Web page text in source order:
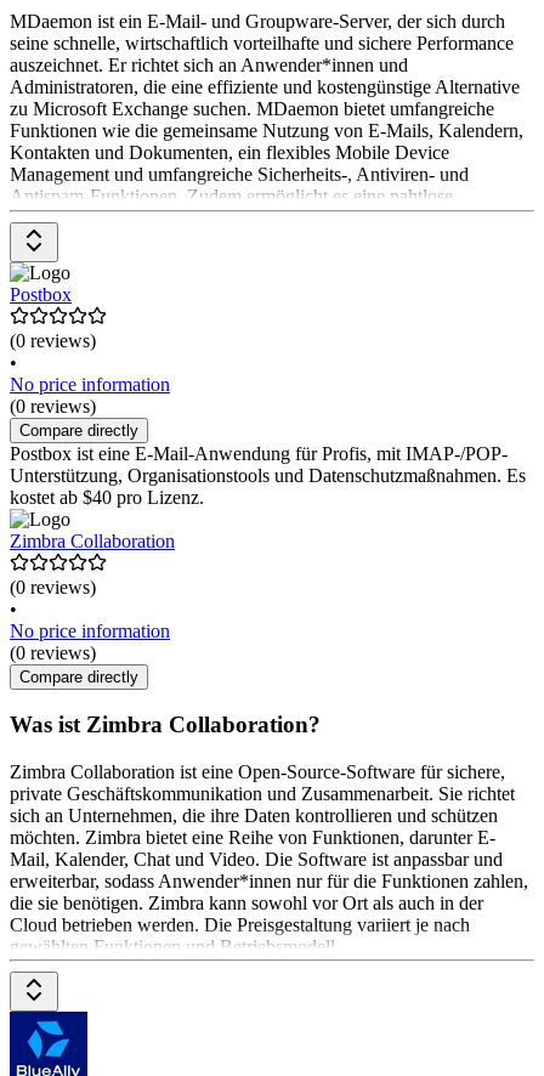
MDaemon ist ein E-Mail- und Groupware-Server, der sich durch
seine schnelle, wirtschaftlich vorteilhafte und sichere Performance
auszeichnet. Er richtet sich an Anwender*innen und
Administratoren, die eine effiziente und kostengünstige Alternative
zu Microsoft Exchange suchen. MDaemon bietet umfangreiche
Funktionen wie die gemeinsame Nutzung von E-Mails, Kalendern,
Kontakten und Dokumenten, ein flexibles Mobile Device
Management und umfangreiche Sicherheits-, Antiviren- und
Antispam-Funktionen. Zudem ermöglicht es eine nahtlose
Integration in Microsoft Outlook und eine webbasierte
Administration. Das Pricing-Modell von MDaemon ist transparent
und einfach, wodurch es sich besonders für kleine und mittlere
Unternehmen eignet.
Postbox
(0 reviews)
•
No price information
(0 reviews)
Compare directly
Postbox ist eine E-Mail-Anwendung für Profis, mit IMAP-/POP-
Unterstützung, Organisationstools und Datenschutzmaßnahmen. Es
kostet ab $40 pro Lizenz.
Zimbra Collaboration
(0 reviews)
•
No price information
(0 reviews)
Compare directly
Was ist Zimbra Collaboration?
Zimbra Collaboration ist eine Open-Source-Software für sichere,
private Geschäftskommunikation und Zusammenarbeit. Sie richtet
sich an Unternehmen, die ihre Daten kontrollieren und schützen
möchten. Zimbra bietet eine Reihe von Funktionen, darunter E-
Mail, Kalender, Chat und Video. Die Software ist anpassbar und
erweiterbar, sodass Anwender*innen nur für die Funktionen zahlen,
die sie benötigen. Zimbra kann sowohl vor Ort als auch in der
Cloud betrieben werden. Die Preisgestaltung variiert je nach
gewählten Funktionen und Betriebsmodell.